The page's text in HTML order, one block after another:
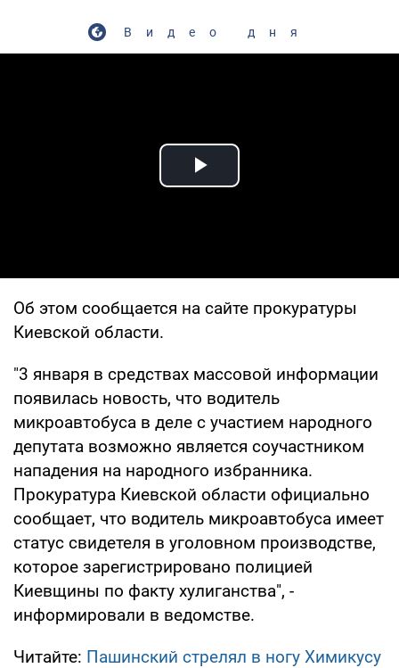
Видео дня
Play Video
Об этом сообщается на сайте прокуратуры
Киевской области.
"3 января в средствах массовой информации
появилась новость, что водитель
микроавтобуса в деле с участием народного
депутата возможно является соучастником
нападения на народного избранника.
Прокуратура Киевской области официально
сообщает, что водитель микроавтобуса имеет
статус свидетеля в уголовном производстве,
которое зарегистрировано полицией
Киевщины по факту хулиганства", -
информировали в ведомстве.
Читайте: Пашинский стрелял в ногу Химикусу